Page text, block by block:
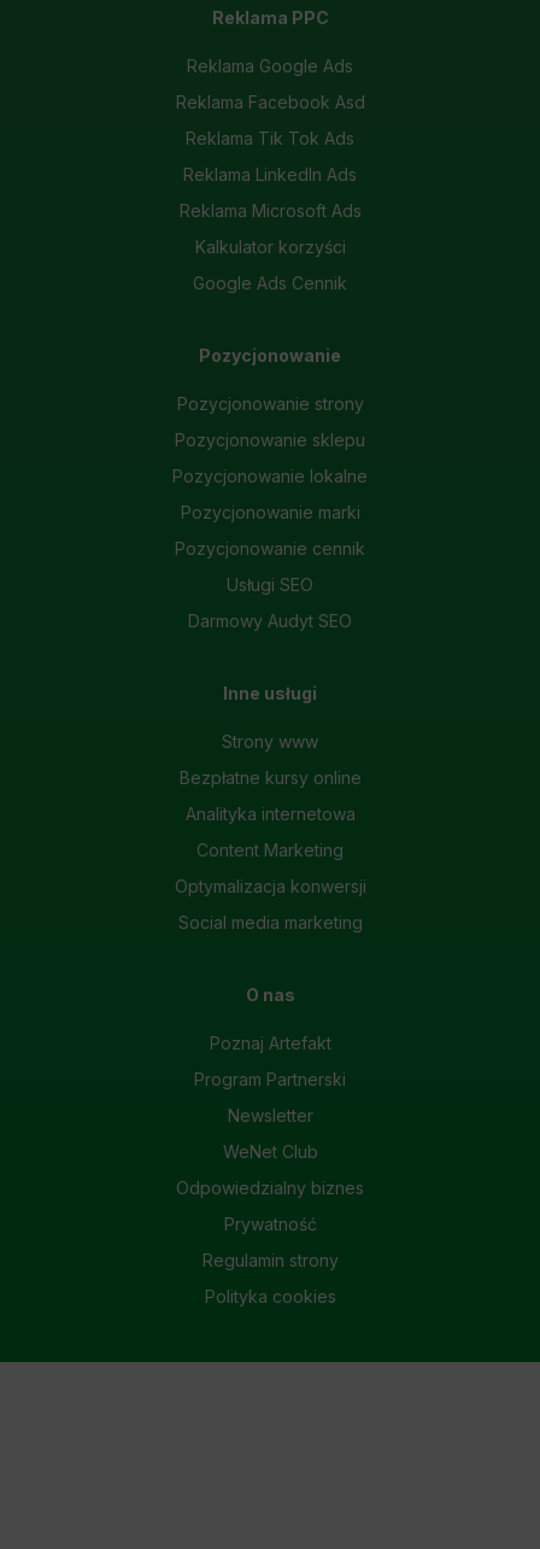
Reklama PPC
Reklama Google Ads
Reklama Facebook Asd
Reklama Tik Tok Ads
Reklama LinkedIn Ads
Reklama Microsoft Ads
Kalkulator korzyści
Google Ads Cennik
Pozycjonowanie
Pozycjonowanie strony
Pozycjonowanie sklepu
Pozycjonowanie lokalne
Pozycjonowanie marki
Pozycjonowanie cennik
Usługi SEO
Darmowy Audyt SEO
Inne usługi
Strony www
Bezpłatne kursy online
Analityka internetowa
Content Marketing
Optymalizacja konwersji
Social media marketing
O nas
Poznaj Artefakt
Program Partnerski
Newsletter
WeNet Club
Odpowiedzialny biznes
Prywatność
Regulamin strony
Polityka cookies